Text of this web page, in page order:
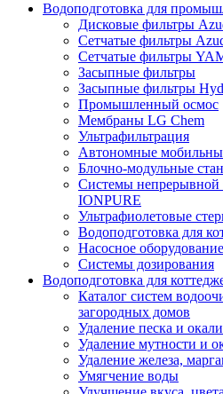
Водоподготовка для
Дисковые фильтры
Сетчатые фильтры
Сетчатые фильтры
Засыпные фильтры
Засыпные фильтры
Промышленный осмос
Мембраны LG Chem
Ультрафильтрация
Автономные
Блочно-модульные
Системы непрерывной
IONPURE
Ультрафиолетовые
Водоподготовка для
Насосное оборудование
Системы дозирования
Водоподготовка для
Каталог систем
загородных домов
Удаление песка и
Удаление мутности и
Удаление железа,
Умягчение воды